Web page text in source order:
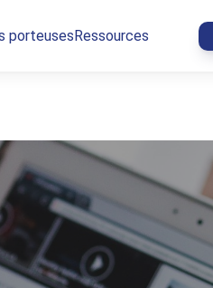
porteusesRessources